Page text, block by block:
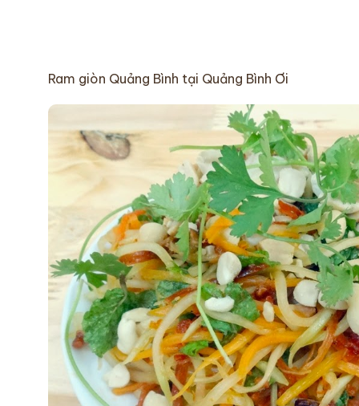
Ram giòn Quảng Bình tại Quảng Bình Ơi